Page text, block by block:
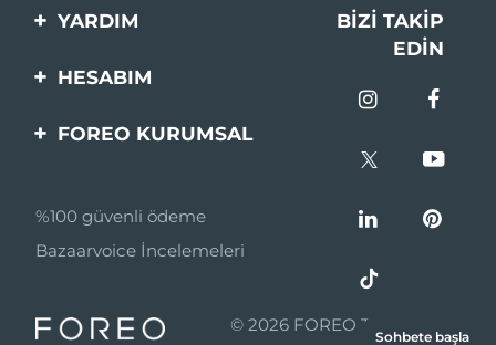
YARDIM
Bi̇zi̇mle İleti̇şi̇me Geçi̇n
BIZI TAKIP
EDIN
HESABIM
Ürün Kaydı
FOREO KURUMSAL
Ortaklik Programi
Ortaklık haberleri
%100 güvenli ödeme
Bazaarvoice İncelemeleri
© 2026 FOREO Tüm hakları
Sohbete başla